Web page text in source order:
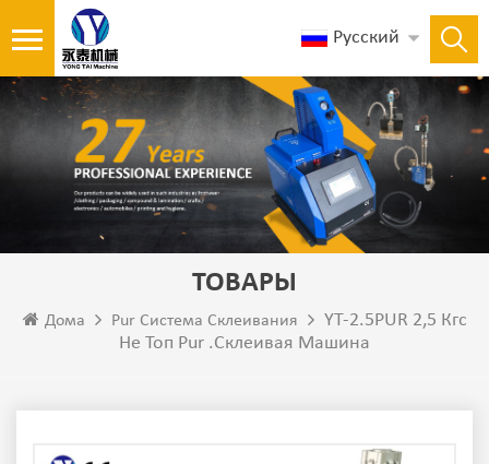
Русский
ТОВАРЫ
Дома Pur Система Склеивания
YT-2.5PUR 2,5 Кгс
Не Топ Pur .Склеивая Машина